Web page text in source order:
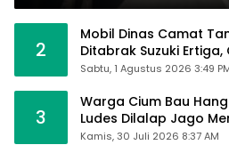
2
Mobil Dinas Camat
Ditabrak Suzuki
Alhamdulillah Saya
Sabtu, 1 Agustus 2026 3:49
3
Warga Cium Bau
Ludes Dilalap Jago
Kamis, 30 Juli 2026 8:37 AM